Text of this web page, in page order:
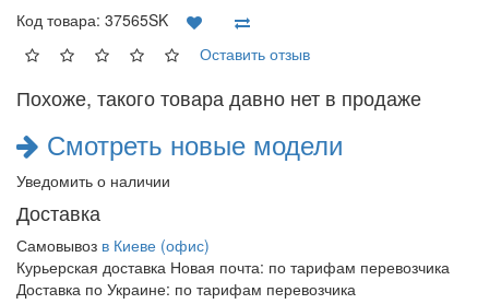
Код товара: 37565SK
Оставить отзыв
Похоже, такого товара давно нет в продаже
Смотреть новые модели
Уведомить о наличии
Доставка
Самовывоз в Киеве (офис)
Курьерская доставка Новая почта: по тарифам перевозчика
Доставка по Украине: по тарифам перевозчика